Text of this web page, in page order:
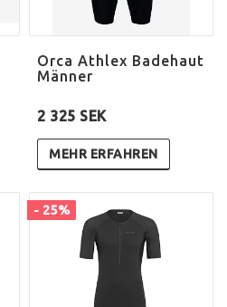
Orca Athlex Badehaut
Männer
2 325 SEK
MEHR ERFAHREN
- 25%